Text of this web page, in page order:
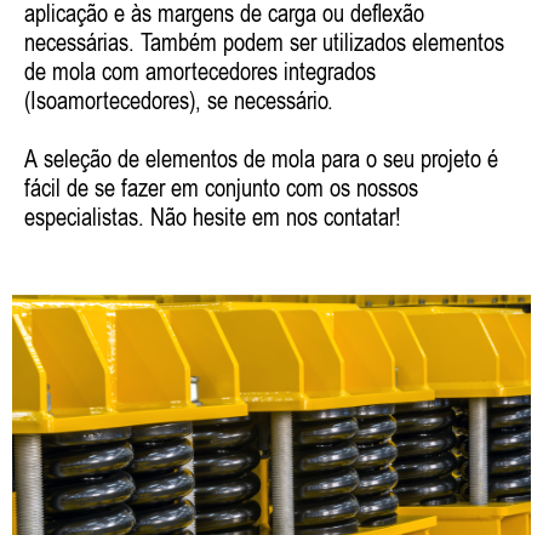
aplicação e às margens de carga ou deflexão
necessárias. Também podem ser utilizados elementos
de mola com amortecedores integrados
(Isoamortecedores), se necessário.
A seleção de elementos de mola para o seu projeto é
fácil de se fazer em conjunto com os nossos
especialistas. Não hesite em nos contatar!